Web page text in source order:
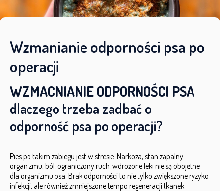
Wzmanianie odporności psa po
operacji
WZMACNIANIE ODPORNOŚCI PSA
dlaczego trzeba zadbać o
odporność psa po operacji?
Pies po takim zabiegu jest w stresie. Narkoza, stan zapalny
organizmu, ból, ograniczony ruch, wdrożone leki nie są obojętne
dla organizmu psa. Brak odporności to nie tylko zwiększone ryzyko
infekcji, ale również zmniejszone tempo regeneracji tkanek.